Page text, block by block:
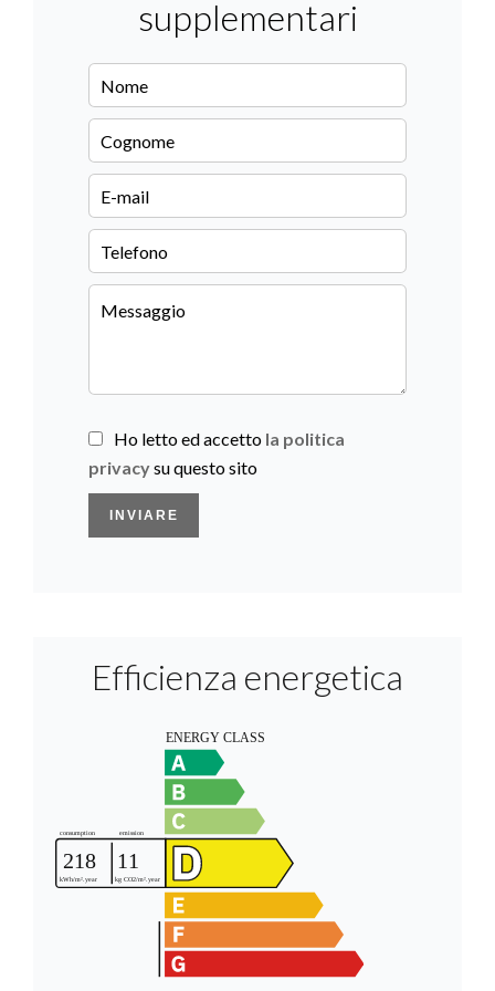
supplementari
Ho letto ed accetto la politica
privacysu questo sito
INVIARE
Efficienza energetica